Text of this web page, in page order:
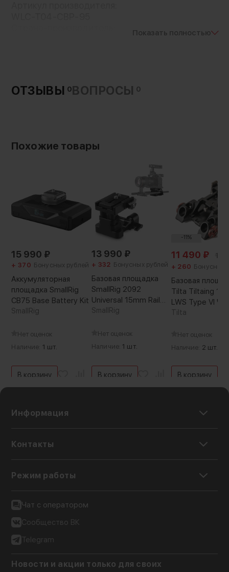
Показать полностью
ОТЗЫВЫ 0ВОПРОСЫ 0
Похожие товары
15 990 ₽
+ 370 Бонусных рублей
Аккумуляторная
площадка SmallRig
CB75 Base Battery Kit
SmallRig
Нет оценок
Наличие: 1 шт.
В корзину
13 990 ₽
+ 332 Бонусных рублей
Базовая площадка
SmallRig 2092
Universal 15mm Rail
Support System
SmallRig
Нет оценок
Наличие: 1 шт.
В корзину
-11%
11 490 ₽
+ 260 Бонусных
Базовая
Tilta Tiltaing
LWS Type VI
Tilta
Нет оценок
Наличие: 2 шт.
В корзину
Информация
Контакты
Режим работы
Чат с оператором
Сообщество ВК
Telegram
Новости и акции только для своих